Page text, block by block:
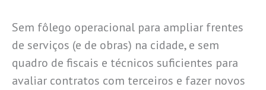
Sem fôlego operacional para ampliar frentes
de serviços (e de obras) na cidade, e sem
quadro de fiscais e técnicos suficientes para
avaliar contratos com terceiros e fazer novos